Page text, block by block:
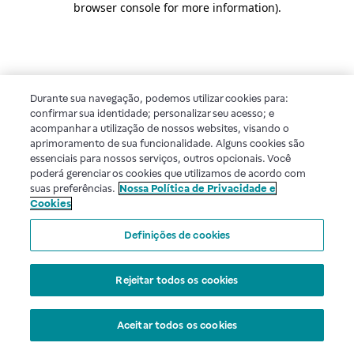
browser console for more information).
Durante sua navegação, podemos utilizar cookies para:
confirmar sua identidade; personalizar seu acesso; e
acompanhar a utilização de nossos websites, visando o
aprimoramento de sua funcionalidade. Alguns cookies são
essenciais para nossos serviços, outros opcionais. Você
poderá gerenciar os cookies que utilizamos de acordo com
suas preferências. Nossa Política de Privacidade e
Cookies
Definições de cookies
Rejeitar todos os cookies
Aceitar todos os cookies